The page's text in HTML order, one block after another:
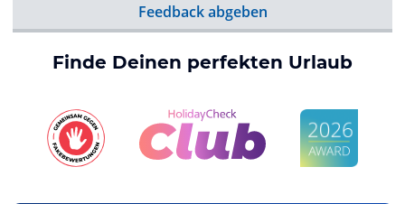
Feedback abgeben
Finde Deinen perfekten Urlaub